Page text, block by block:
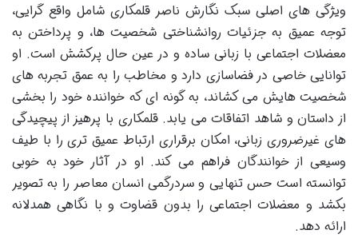
ویژگی های اصلی سبک نگارش ناصر قلمکاری شامل واقع گرایی،
توجه عمیق به جزئیات روانشناختی شخصیت ها، و پرداختن به
معضلات اجتماعی با زبانی ساده و در عین حال پرکشش است. او
توانایی خاصی در فضاسازی دارد و مخاطب را به عمق تجربه های
شخصیت هایش می کشاند، به گونه ای که خواننده خود را بخشی
از داستان و شاهد اتفاقات می یابد. قلمکاری با پرهیز از پیچیدگی
های غیرضروری زبانی، امکان برقراری ارتباط عمیق تری را با طیف
وسیعی از خوانندگان فراهم می کند. او در آثار خود به خوبی
توانسته است حس تنهایی و سردرگمی انسان معاصر را به تصویر
بکشد و معضلات اجتماعی را بدون قضاوت و با نگاهی همدلانه
ارائه دهد.